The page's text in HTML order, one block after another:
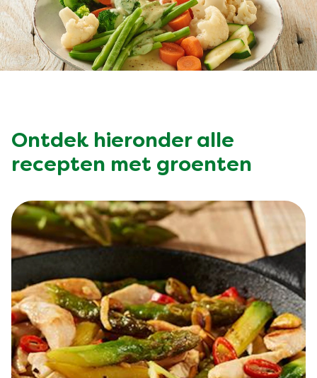
Ingrediënten
Groentewraps
Groentewraps
Kant en Klaar
Ontdek hieronder alle
recepten met groenten